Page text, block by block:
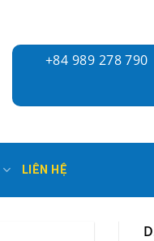
+84 989 278 790
LIÊN HỆ